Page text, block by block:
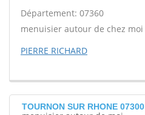
Département: 07360
menuisier autour de chez moi
PIERRE RICHARD
TOURNON SUR RHONE 07300